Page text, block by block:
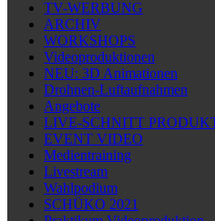
TV-WERBUNG
ARCHIV
WORKSHOPS
Videoproduktionen
NEU: 3D Animationen
Drohnen-Luftaufnahmen
Angebote
LIVE-SCHNITT
EVENT VIDEO
Medientraining
Livestream
Wahlpodium
SCHÜKO 2021